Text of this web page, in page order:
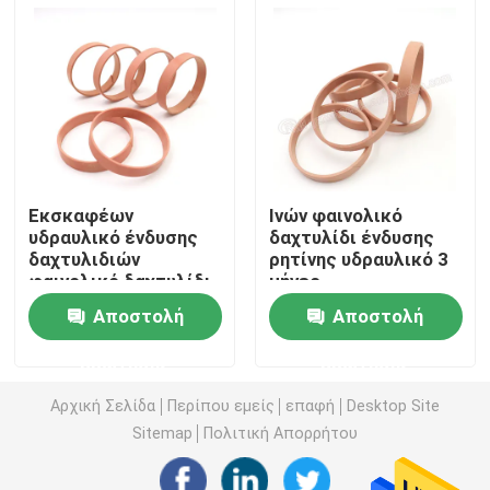
Εξάρτηση σφραγίδων εκσκαφέων
jcb εξάρτηση σφραγίδων
Υδραυλική σφραγίδα ράβδων
Υδραυλικό παρέμβυσμα ελαίου
Υδραυλική σφραγίδα σκόνης
Υδραυλική σφραγίδα εμβόλων
Εκσκαφέων
υδραυλικό ένδυσης
δαχτυλιδιών
φαινολικό δαχτυλίδι
οδηγών ρητίνης
υδραυλικόΑποστολή
Ινών φαινολικό
δαχτυλίδι ένδυσης
ρητίνης υδραυλικό 3
μήνες
εξουσιοδότησης
Αποστολή
Αρχική Σελίδα Περίπου εμείς επαφή
Desktop Site
Sitemap
Πολιτική Απορρήτου